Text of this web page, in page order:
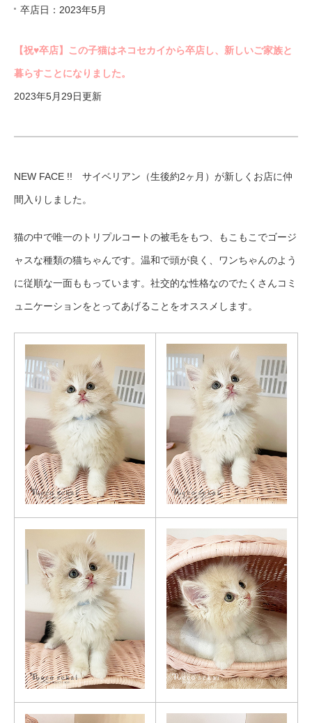
卒店日：2023年5月
【祝♥︎卒店】この子猫はネコセカイから卒店し、新しいご家族と
暮らすことになりました。
2023年5月29日更新
NEW FACE !! サイベリアン（生後約2ヶ月）が新しくお店に仲
間入りしました。
猫の中で唯一のトリプルコートの被毛をもつ、もこもこでゴージ
ャスな種類の猫ちゃんです。温和で頭が良く、ワンちゃんのよう
に従順な一面ももっています。社交的な性格なのでたくさんコミ
ュニケーションをとってあげることをオススメします。